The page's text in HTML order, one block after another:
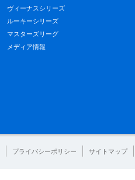
ヴィーナスシリーズ
ルーキーシリーズ
マスターズリーグ
メディア情報
プライバシーポリシー サイトマップ